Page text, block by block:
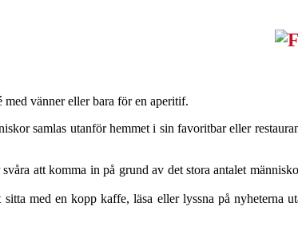
vänner eller bara för en aperitif.
samlas utanför hemmet i sin favoritbar eller
att komma in på grund av det stora antalet
med en kopp kaffe, läsa eller lyssna på nyheterna